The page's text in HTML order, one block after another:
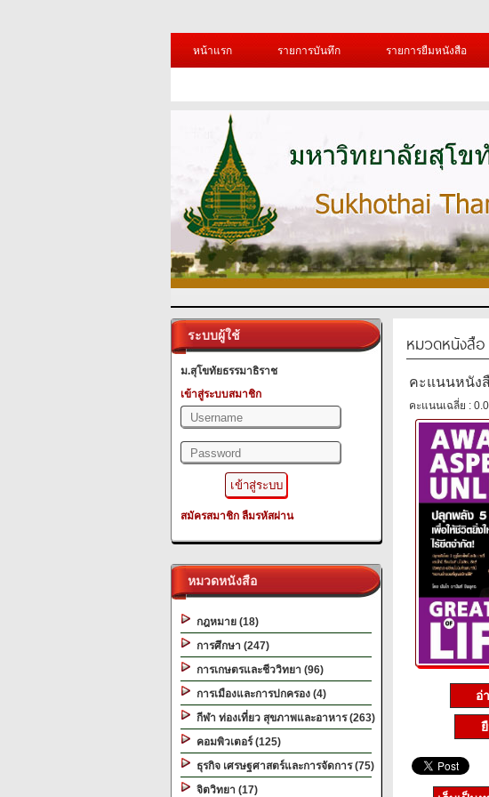
หน้าแรก
รายการบันทึก รายการยืมหนังสือ
ระบบผู้ใช้
ม.สุโขทัยธรรมาธิราช
เข้าสู่ระบบสมาชิก
สมัครสมาชิก ลืมรหัสผ่าน
หมวดหนังสือ
กฎหมาย (18)
การศึกษา (247)
การเกษตรและชีววิทยา (96)
การเมืองและการปกครอง (4)
กีฬา ท่องเที่ยว สุขภาพและอาหาร (263)
คอมพิวเตอร์ (125)
ธุรกิจ เศรษฐศาสตร์และการจัดการ (75)
จิตวิทยา (17)
หมวดหนังสื
คะแนนหนัง
คะแนนเฉลี่ย :
อ่